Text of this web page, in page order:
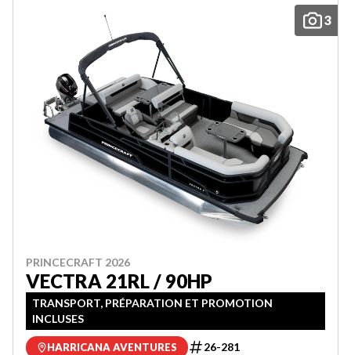
3
PRINCECRAFT 2026
VECTRA 21RL / 90HP
TRANSPORT, PRÉPARATION ET PROMOTION
INCLUSES
HARRICANA AVENTURES 26-281